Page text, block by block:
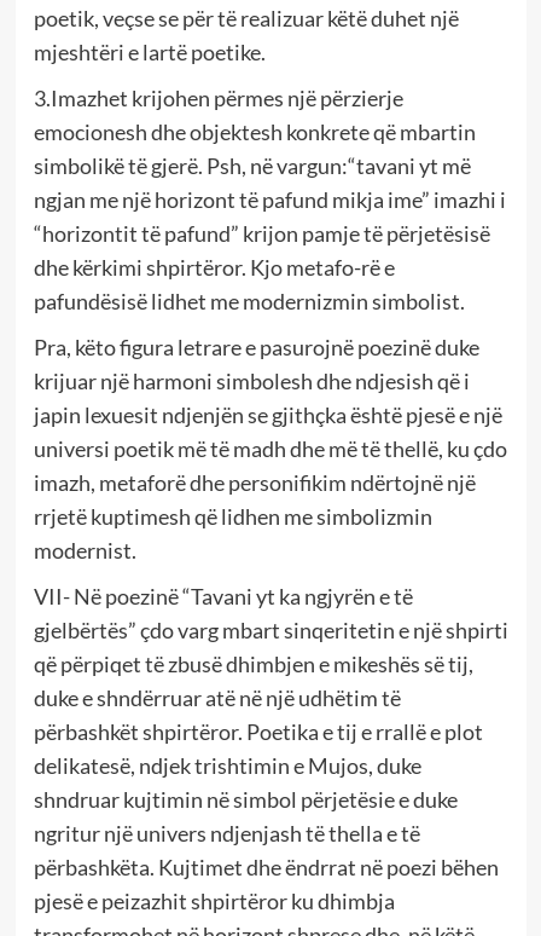
poetik, veçse se për të realizuar këtë duhet një
mjeshtëri e lartë poetike.
3.Imazhet krijohen përmes një përzierje
emocionesh dhe objektesh konkrete që mbartin
simbolikë të gjerë. Psh, në vargun:“tavani yt më
ngjan me një horizont të pafund mikja ime” imazhi i
“horizontit të pafund” krijon pamje të përjetësisë
dhe kërkimi shpirtëror. Kjo metafo-rë e
pafundësisë lidhet me modernizmin simbolist.
Pra, këto figura letrare e pasurojnë poezinë duke
krijuar një harmoni simbolesh dhe ndjesish që i
japin lexuesit ndjenjën se gjithçka është pjesë e një
universi poetik më të madh dhe më të thellë, ku çdo
imazh, metaforë dhe personifikim ndërtojnë një
rrjetë kuptimesh që lidhen me simbolizmin
modernist.
VII- Në poezinë “Tavani yt ka ngjyrën e të
gjelbërtës” çdo varg mbart sinqeritetin e një shpirti
që përpiqet të zbusë dhimbjen e mikeshës së tij,
duke e shndërruar atë në një udhëtim të
përbashkët shpirtëror. Poetika e tij e rrallë e plot
delikatesë, ndjek trishtimin e Mujos, duke
shndruar kujtimin në simbol përjetësie e duke
ngritur një univers ndjenjash të thella e të
përbashkëta. Kujtimet dhe ëndrrat në poezi bëhen
pjesë e peizazhit shpirtëror ku dhimbja